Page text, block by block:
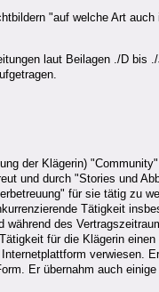
"auf welche Art
laut Beilagen ./D bis
der Klägerin)
und durch "Stories und
für sie tätig zu
Tätigkeit
des
für die Klägerin
verwiesen.
Er übernahm auch